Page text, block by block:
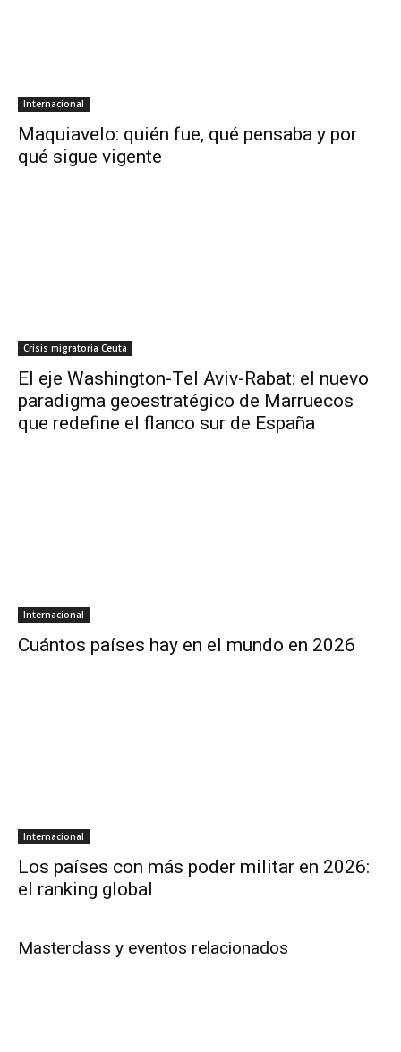
Internacional
Maquiavelo: quién fue, qué pensaba y por
qué sigue vigente
Crisis migratoria Ceuta
El eje Washington-Tel Aviv-Rabat: el nuevo
paradigma geoestratégico de Marruecos
que redefine el flanco sur de España
Internacional
Cuántos países hay en el mundo en 2026
Internacional
Los países con más poder militar en 2026:
el ranking global
Masterclass y eventos relacionados